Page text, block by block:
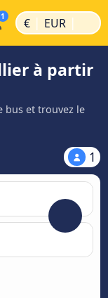
€ | EUR |
à partir
bus et trouvez le
1